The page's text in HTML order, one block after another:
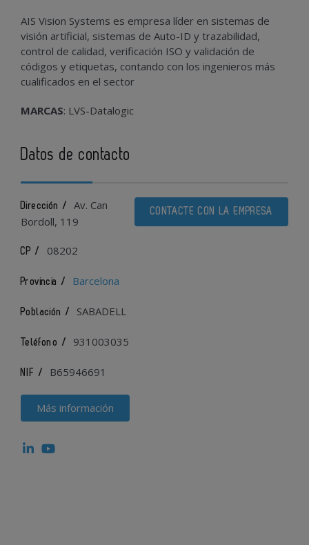
AIS Vision Systems es empresa líder en sistemas de
visión artificial, sistemas de Auto-ID y trazabilidad,
control de calidad, verificación ISO y validación de
códigos y etiquetas, contando con los ingenieros más
cualificados en el sector
MARCAS: LVS-Datalogic
Datos de contacto
CONTACTE CON LA EMPRESA
Dirección /
Av. Can
Bordoll, 119
CP / 08202
Provincia / Barcelona
Población / SABADELL
Teléfono / 931003035
NIF / B65946691
Más información